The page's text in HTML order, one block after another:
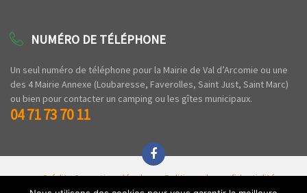
NUMÉRO DE TÉLÉPHONE
Un seul numéro de téléphone pour la Mairie de Val d’Arcomie ou une
des 4 Mairie Annexe (Loubaresse, Faverolles, Saint Just, Saint Marc)
ou bien pour contacter un camping ou les gîtes municipaux.
04 71 73 70 11
Crédits & mentions légales
Politique de confidentialité